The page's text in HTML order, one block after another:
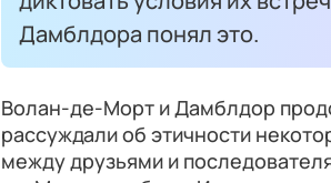
Дамблдора понял это.
Волан-де-Морт и Дамблдор
рассуждали об этичности
между друзьями и